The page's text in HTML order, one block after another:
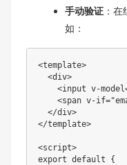
手动验证 ：
如：
<template>
<div>
<input v-model
<span v-if="
</div>
</template>
<script>
export default
{